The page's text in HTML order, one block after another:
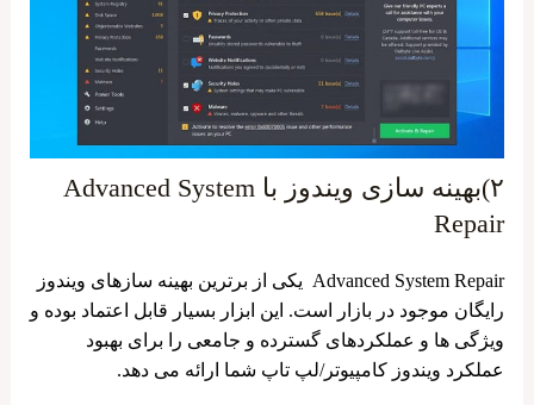
۲)بهینه سازی ویندوز با Advanced System
Repair
Advanced System Repair یکی از برترین بهینه‌ سازهای ویندوز
رایگان موجود در بازار است. این ابزار بسیار قابل اعتماد بوده و
ویژگی‌ ها و عملکردهای گسترده و جامعی را برای بهبود
عملکرد ویندوز کامپیوتر/لپ ‌تاپ شما ارائه می ‌دهد.